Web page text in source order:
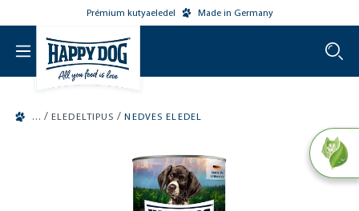
Prémium kutyaeledel Made in Germany
/ ELEDELTIPUS / NEDVES ELEDEL